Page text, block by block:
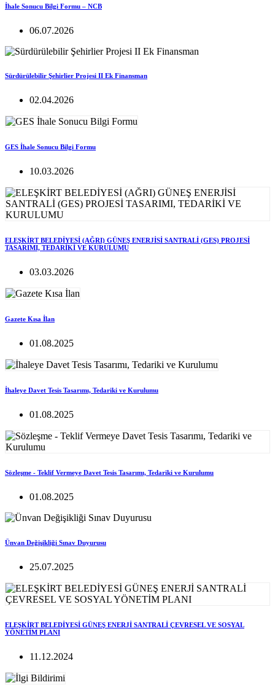
İhale Sonucu Bilgi Formu – NCB
06.07.2026
Sürdürülebilir Şehirlier Projesi II Ek Finansman
02.04.2026
GES İhale Sonucu Bilgi Formu
10.03.2026
ELEŞKİRT BELEDİYESİ (AĞRI) GÜNEŞ ENERJİSİ SANTRALİ (GES) PROJESİ
TASARIMI, TEDARİKİ VE KURULUMU
03.03.2026
Gazete Kısa İlan
01.08.2025
İhaleye Davet Tesis Tasarımı, Tedariki ve Kurulumu
01.08.2025
Sözleşme - Teklif Vermeye Davet Tesis Tasarımı, Tedariki ve Kurulumu
01.08.2025
Ünvan Değişikliği Sınav Duyurusu
25.07.2025
ELEŞKİRT BELEDİYESİ GÜNEŞ ENERJİ SANTRALİ ÇEVRESEL VE SOSYAL
YÖNETİM PLANI
11.12.2024